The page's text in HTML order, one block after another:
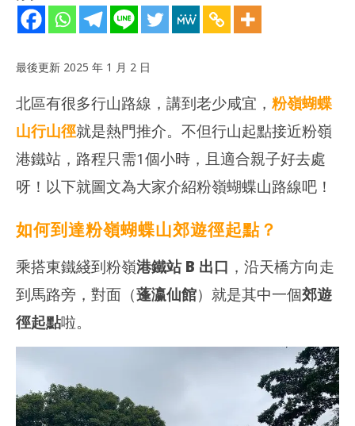
NOW VIEWING
2024
12
月 5
日
港
愛
玩
愛
玩
生
最後更新 2025 年 1 月 2 日
北區有很多行山路線，講到老少咸宜， 粉嶺蝴蝶
山行山徑就是熱門推介。不但行山起點接近粉嶺
港鐵站，路程只需1個小時，且適合親子好去處
呀！以下就圖文為大家介紹粉嶺蝴蝶山路線吧！
如何到達粉嶺蝴蝶山郊遊徑起點？
乘搭東鐵綫到粉嶺港鐵站 B 出口 ，沿天橋方向走
到馬路旁，對面（蓬瀛仙館）就是其中一個郊遊
徑起點啦。